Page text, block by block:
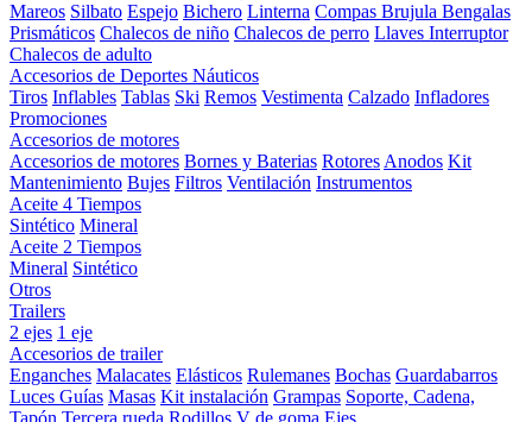
Mareos Silbato Espejo Bichero Linterna Compas Brujula Bengalas
Prismáticos Chalecos de niño Chalecos de perro Llaves Interruptor
Chalecos de adulto
Accesorios de Deportes Náuticos
Tiros Inflables Tablas Ski Remos Vestimenta Calzado Infladores
Promociones
Accesorios de motores
Accesorios de motores Bornes y Baterias Rotores Anodos Kit
Mantenimiento Bujes Filtros Ventilación Instrumentos
Aceite 4 Tiempos
Sintético Mineral
Aceite 2 Tiempos
Mineral Sintético
Otros
Trailers
2 ejes 1 eje
Accesorios de trailer
Enganches Malacates Elásticos Rulemanes Bochas Guardabarros
Luces Guías Masas Kit instalación Grampas Soporte, Cadena,
Tapón Tercera rueda Rodillos V de goma Ejes